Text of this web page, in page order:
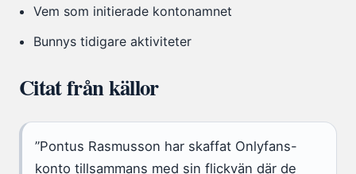
Vem som initierade kontonamnet
Bunnys tidigare aktiviteter
Citat från källor
”Pontus Rasmusson har skaffat Onlyfans-
konto tillsammans med sin flickvän där de